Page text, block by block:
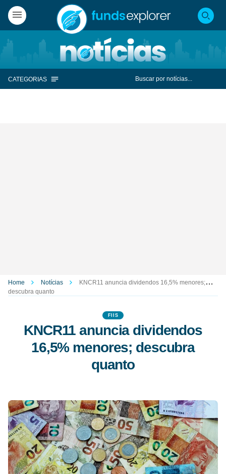
CATEGORIAS
Home Notícias
KNCR11 anuncia dividendos 16,5% menores;
descubra quanto
FIIS
KNCR11 anuncia dividendos
16,5% menores; descubra
quanto